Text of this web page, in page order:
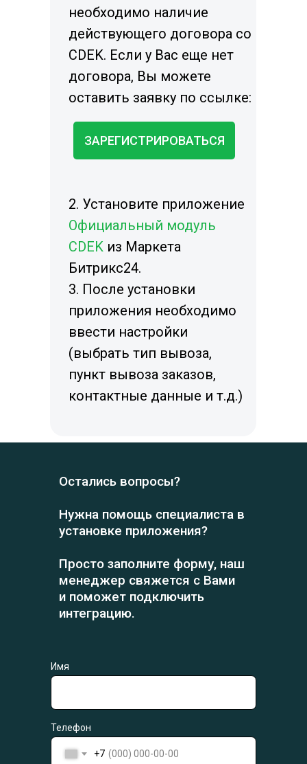
необходимо наличие
действующего договора со
CDEK. Если у Вас еще нет
договора, Вы можете
оставить заявку по ссылке:
2. Установите приложение
Официальный модуль
CDEK из Маркета
Битрикс24.
3. После установки
приложения необходимо
ввести настройки
(выбрать тип вывоза,
пункт вывоза заказов,
контактные данные и т.д.)
ЗАРЕГИСТРИРОВАТЬСЯ
Остались вопросы?
Нужна помощь специалиста в
установке приложения?
Просто заполните форму, наш
менеджер свяжется с Вами
и поможет подключить
интеграцию.
Имя
Телефон
+7